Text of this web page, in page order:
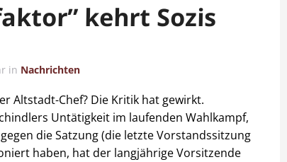
kehrt Sozis
in Nachrichten
Altstadt-Chef? Die Kritik hat gewirkt.
Untätigkeit im laufenden Wahlkampf,
die Satzung (die letzte Vorstandssitzung
haben, hat der langjährige Vorsitzende